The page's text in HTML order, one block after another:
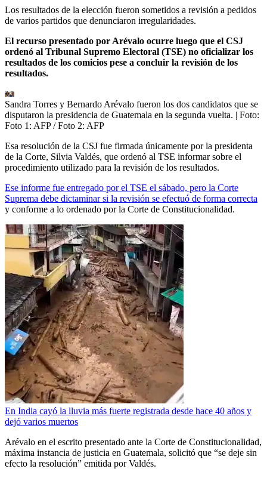
Los resultados de la elección fueron sometidos a revisión a pedidos
de varios partidos que denunciaron irregularidades.
El recurso presentado por Arévalo ocurre luego que el CSJ
ordenó al Tribunal Supremo Electoral (TSE) no oficializar los
resultados de los comicios pese a concluir la revisión de los
resultados.
Sandra Torres y Bernardo Arévalo fueron los dos candidatos que se
disputaron la presidencia de Guatemala en la segunda vuelta. | Foto:
Foto 1: AFP / Foto 2: AFP
Esa resolución de la CSJ fue firmada únicamente por la presidenta
de la Corte, Silvia Valdés, que ordenó al TSE informar sobre el
procedimiento utilizado para la revisión de los resultados.
Ese informe fue entregado por el TSE el sábado, pero la Corte
Suprema debe dictaminar si la revisión se efectuó de forma correcta
y conforme a lo ordenado por la Corte de Constitucionalidad.
En India cayó la lluvia más fuerte registrada desde hace 40 años y
dejó varios muertos
Arévalo en el escrito presentado ante la Corte de Constitucionalidad,
máxima instancia de justicia en Guatemala, solicitó que “se deje sin
efecto la resolución” emitida por Valdés.